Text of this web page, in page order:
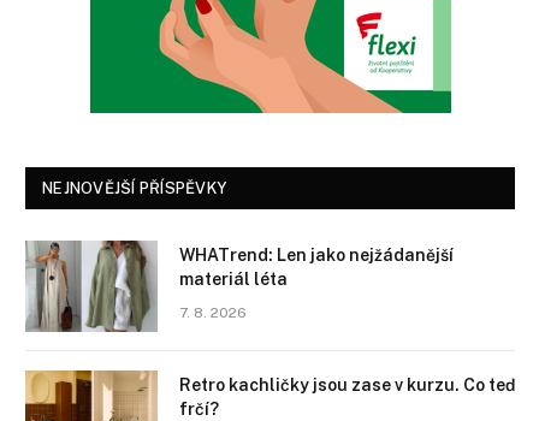
NEJNOVĚJŠÍ PŘÍSPĚVKY
WHATrend: Len jako nejžádanější
materiál léta
7. 8. 2026
Retro kachličky jsou zase v kurzu. Co teď
frčí?